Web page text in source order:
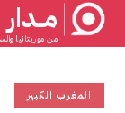
مــدار
من موريتانيا
المغرب الكبير